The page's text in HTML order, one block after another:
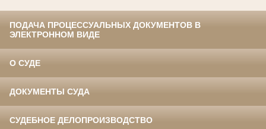
ПОДАЧА ПРОЦЕССУАЛЬНЫХ ДОКУМЕНТОВ В
ЭЛЕКТРОННОМ ВИДЕ
О СУДЕ
ДОКУМЕНТЫ СУДА
СУДЕБНОЕ ДЕЛОПРОИЗВОДСТВО